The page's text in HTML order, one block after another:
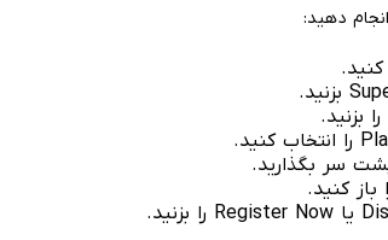
دهید:
سر بگذارید.